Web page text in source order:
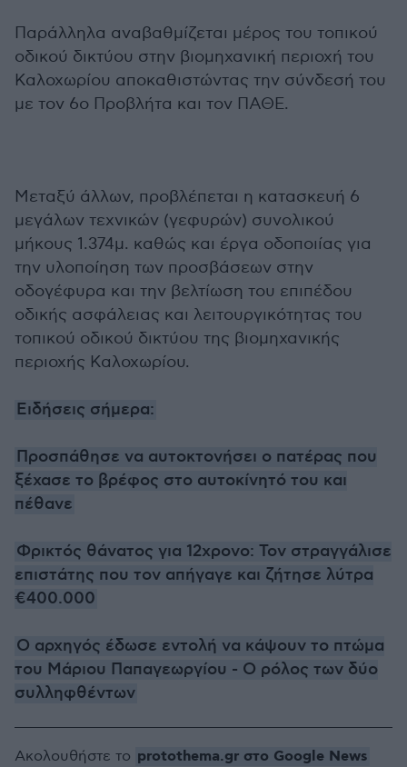
Παράλληλα αναβαθμίζεται μέρος του τοπικού
οδικού δικτύου στην βιομηχανική περιοχή του
Καλοχωρίου αποκαθιστώντας την σύνδεσή του
με τον 6ο Προβλήτα και τον ΠΑΘΕ.
Μεταξύ άλλων, προβλέπεται η κατασκευή 6
μεγάλων τεχνικών (γεφυρών) συνολικού
μήκους 1.374μ. καθώς και έργα οδοποιίας για
την υλοποίηση των προσβάσεων στην
οδογέφυρα και την βελτίωση του επιπέδου
οδικής ασφάλειας και λειτουργικότητας του
τοπικού οδικού δικτύου της βιομηχανικής
περιοχής Καλοχωρίου.
Ειδήσεις σήμερα:
Προσπάθησε να αυτοκτονήσει ο πατέρας που
ξέχασε το βρέφος στο αυτοκίνητό του και
πέθανε
Φρικτός θάνατος για 12χρονο: Τον στραγγάλισε
επιστάτης που τον απήγαγε και ζήτησε λύτρα
€400.000
Ο αρχηγός έδωσε εντολή να κάψουν το πτώμα
του Μάριου Παπαγεωργίου - Ο ρόλος των δύο
συλληφθέντων
Ακολουθήστε το protothema.gr στο Google News